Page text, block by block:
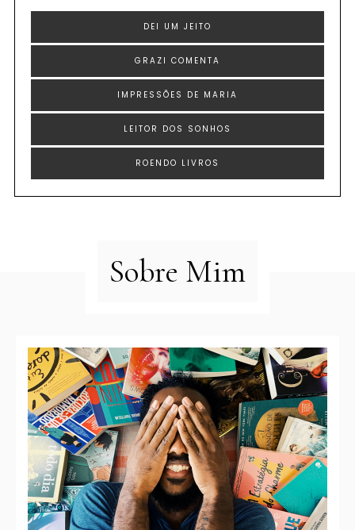
DEI UM JEITO
GRAZI COMENTA
IMPRESSÕES DE MARIA
LEITOR DOS SONHOS
ROENDO LIVROS
Sobre Mim